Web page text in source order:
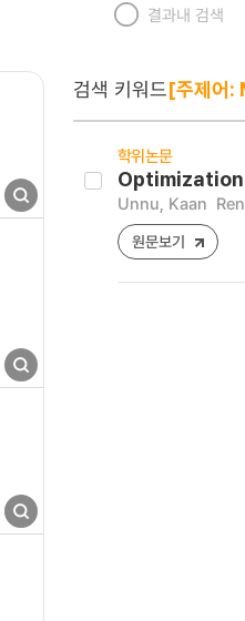
결과내 검색
검색 키워드[주제
학위논문
Unnu, Kaan
원문보기